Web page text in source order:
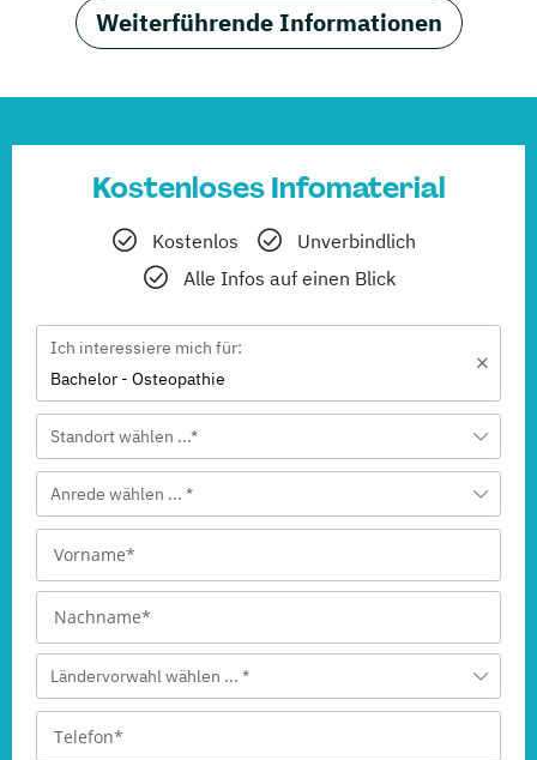
Weiterführende Informationen
Kostenloses Infomaterial
Kostenlos
Unverbindlich
Alle Infos auf einen Blick
Ich interessiere mich für:
Bachelor - Osteopathie
Standort wählen ...*
Anrede wählen ... *
Ländervorwahl wählen ... *